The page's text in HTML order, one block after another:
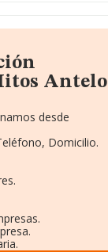
Antelo
desde
Domicilio.